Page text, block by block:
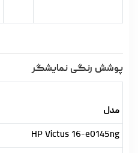
پوشش رنگی نمایشگر
مدل
HP Victus 16-e0145ng